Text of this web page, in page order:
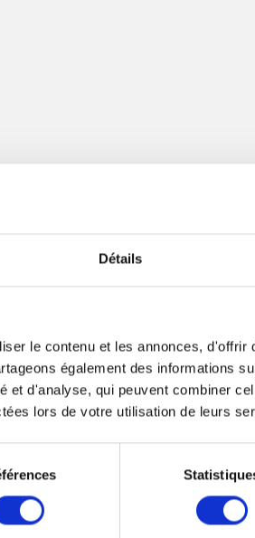
Détails
le contenu et les annonces,
également des informations
et d'analyse, qui peuvent combiner
lors de votre utilisation de leurs